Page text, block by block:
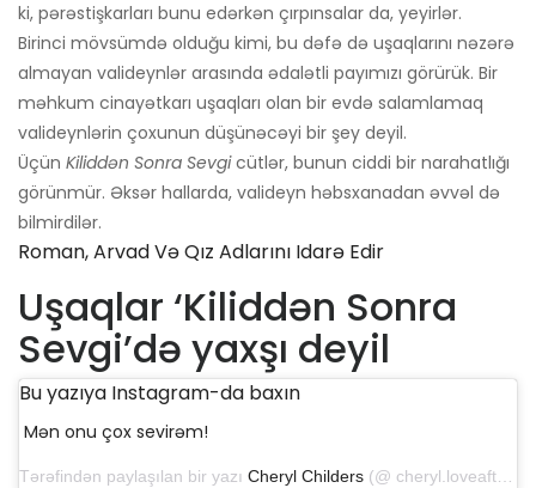
ki, pərəstişkarları bunu edərkən çırpınsalar da, yeyirlər.
Birinci mövsümdə olduğu kimi, bu dəfə də uşaqlarını nəzərə
almayan valideynlər arasında ədalətli payımızı görürük. Bir
məhkum cinayətkarı uşaqları olan bir evdə salamlamaq
valideynlərin çoxunun düşünəcəyi bir şey deyil.
Üçün Kiliddən Sonra Sevgicütlər, bunun ciddi bir narahatlığı
görünmür. Əksər hallarda, valideyn həbsxanadan əvvəl də
bilmirdilər.
Roman, Arvad Və Qız Adlarını Idarə Edir
Uşaqlar ‘Kiliddən Sonra
Sevgi’də yaxşı deyil
Bu yazıya Instagram-da baxın
Mən onu çox sevirəm!
Tərəfindən paylaşılan bir yazı Cheryl Childers (@ cheryl.loveafterlockup) 6 sentyabr 2019-cu il, saat 13: 38-də PDT